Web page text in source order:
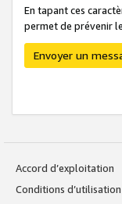
En tapant ces
permet de prévenir
Envoyer un
Accord d’exploitation
Conditions d’utilisation